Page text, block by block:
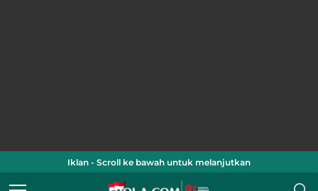
Iklan - Scroll ke bawah untuk melanjutkan